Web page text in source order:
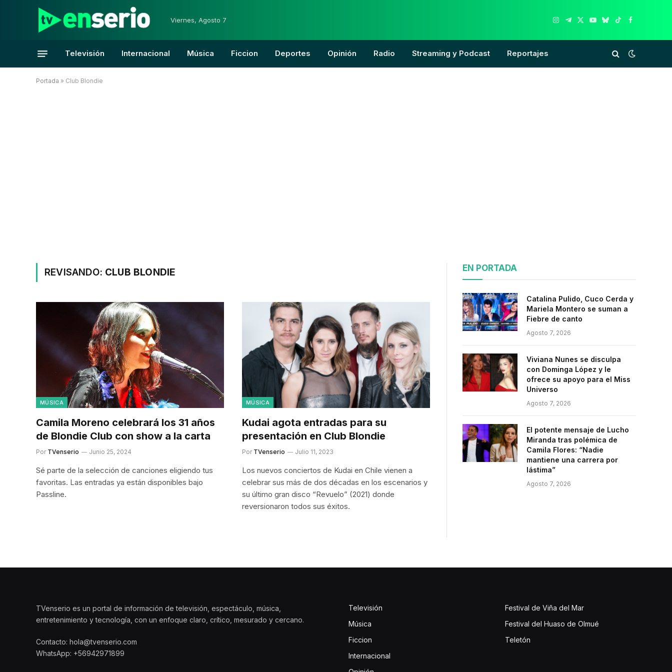
Viernes, Agosto 7
Instagram
Telegram
X
YouTube
Bluesky
TikTokFacebook
Televisión Internacional Música Ficcion Deportes Opinión Radio Streaming y Podcast Reportajes
Portada » Club Blondie
REVISANDO: CLUB BLONDIE
MÚSICA
Camila Moreno celebrará los 31 años
de Blondie Club con show a la carta
Por TVenserio Junio 25, 2024
Sé parte de la selección de canciones eligiendo tus
favoritas. Las entradas ya están disponibles bajo
Passline.
MÚSICA
Kudai agota entradas para su
presentación en Club Blondie
Por TVenserio Julio 11, 2023
Los nuevos conciertos de Kudai en Chile vienen a
celebrar sus más de dos décadas en los escenarios y
su último gran disco “Revuelo” (2021) donde
reversionaron todos sus éxitos.
EN PORTADA
Catalina Pulido, Cuco Cerda y
Mariela Montero se suman a
Fiebre de canto
Agosto 7, 2026
Viviana Nunes se disculpa
con Dominga López y le
ofrece su apoyo para el Miss
Universo
Agosto 7, 2026
El potente mensaje de Lucho
Miranda tras polémica de
Camila Flores: “Nadie
mantiene una carrera por
lástima”
Agosto 7, 2026
TVenserio es un portal de información de televisión, espectáculo, música,
entretenimiento y tecnología, con un enfoque claro, crítico, mesurado y cercano.
Contacto: hola@tvenserio.com
WhatsApp: +56942971899
Televisión
Música
Ficcion
Internacional
Festival de Viña del Mar
Festival del Huaso de Olmué
Teletón